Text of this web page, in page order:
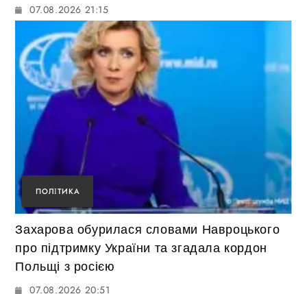
07.08.2026 21:15
ПОЛІТИКА
Захарова обурилася словами Навроцького
про підтримку України та згадала кордон
Польщі з росією
07.08.2026 20:51